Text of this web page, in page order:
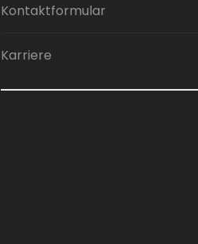
Kontaktformular
Karriere